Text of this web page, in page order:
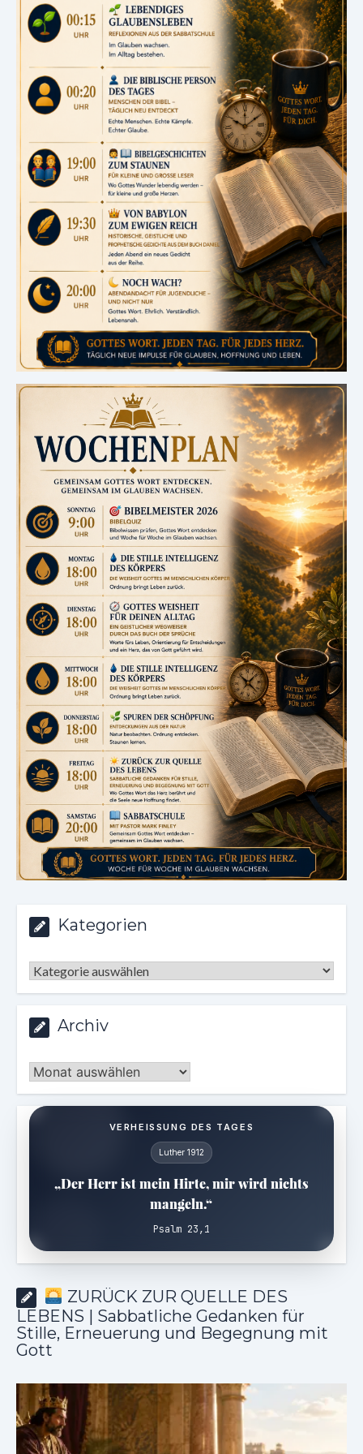
Kategorien
Kategorien
Archiv
Archiv
VERHEISSUNG DES TAGES
Luther 1912
„Der Herr ist mein Hirte, mir wird nichts
mangeln.“
Psalm 23,1
ZURÜCK ZUR QUELLE DES
LEBENS | Sabbatliche Gedanken für
Stille, Erneuerung und Begegnung mit
Gott